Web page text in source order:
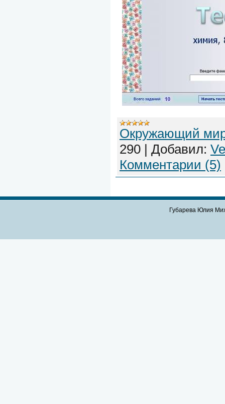
Окружающий
290 | Добавил:
Комментарии (5)
Губарева Юлия